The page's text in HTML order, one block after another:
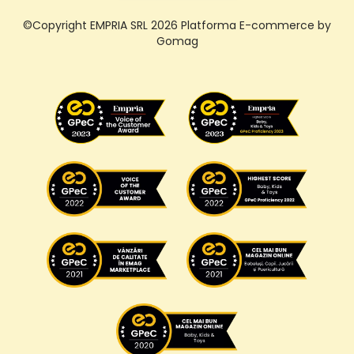
©Copyright EMPRIA SRL 2026 Platforma E-commerce by
Gomag